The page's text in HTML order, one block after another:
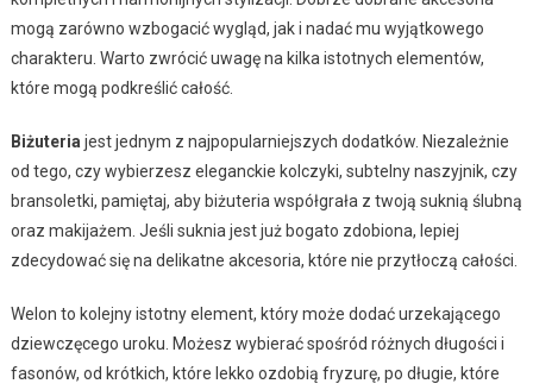
mogą zarówno wzbogacić wygląd, jak i nadać mu wyjątkowego
charakteru. Warto zwrócić uwagę na kilka istotnych elementów,
które mogą podkreślić całość.
Biżuteria jest jednym z najpopularniejszych dodatków. Niezależnie
od tego, czy wybierzesz eleganckie kolczyki, subtelny naszyjnik, czy
bransoletki, pamiętaj, aby biżuteria współgrała z twoją suknią ślubną
oraz makijażem. Jeśli suknia jest już bogato zdobiona, lepiej
zdecydować się na delikatne akcesoria, które nie przytłoczą całości.
Welon to kolejny istotny element, który może dodać urzekającego
dziewczęcego uroku. Możesz wybierać spośród różnych długości i
fasonów, od krótkich, które lekko ozdobią fryzurę, po długie, które